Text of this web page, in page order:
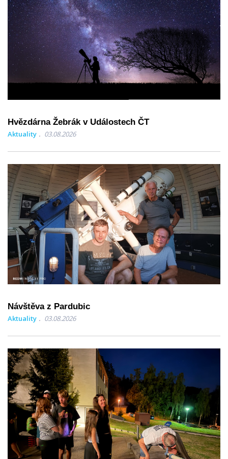
Hvězdárna Žebrák v Událostech ČT
Aktuality 03.08.2026
Návštěva z Pardubic
Aktuality 03.08.2026